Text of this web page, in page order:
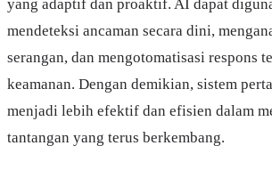
yang adaptif dan proaktif. AI dapat
mendeteksi ancaman secara dini,
serangan, dan mengotomatisasi respons
keamanan. Dengan demikian, sistem
menjadi lebih efektif dan efisien dalam
tantangan yang terus berkembang.